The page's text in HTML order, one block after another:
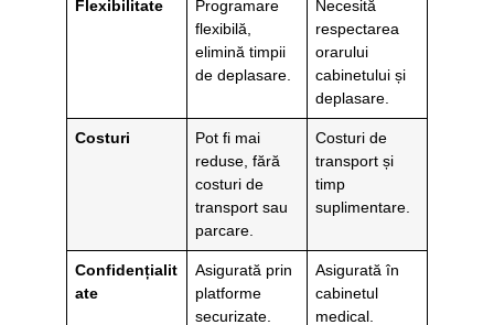
Flexibilitate
Programare
flexibilă,
elimină timpii
de deplasare.
Necesită
respectarea
orarului
cabinetului și
deplasare.
Costuri
Pot fi mai
reduse, fără
costuri de
transport sau
parcare.
Costuri de
transport și
timp
suplimentare.
Confidențialit
ate
Asigurată prin
platforme
securizate.
Asigurată în
cabinetul
medical.